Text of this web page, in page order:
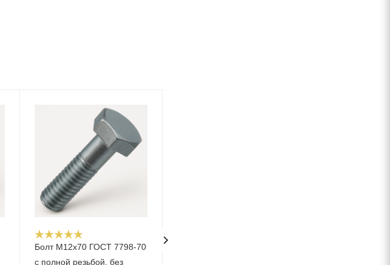
Болт М12x70 ГОСТ 7798-70
с полной резьбой, без